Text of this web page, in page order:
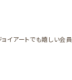
ョイアートでも嬉しい